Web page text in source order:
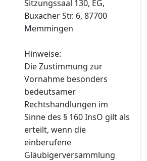
Sitzungssaal 130, EG,
Buxacher Str. 6, 87700
Memmingen
Hinweise:
Die Zustimmung zur
Vornahme besonders
bedeutsamer
Rechtshandlungen im
Sinne des § 160 InsO gilt als
erteilt, wenn die
einberufene
Gläubigerversammlung